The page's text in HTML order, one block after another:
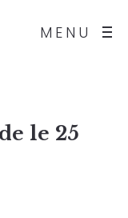
MENU
le 25